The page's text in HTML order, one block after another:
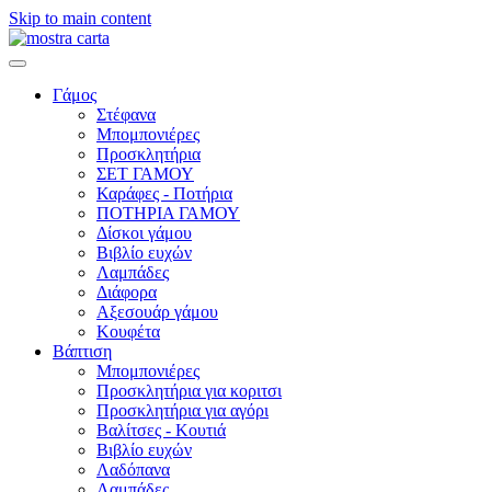
Skip to main content
Γάμος
Στέφανα
Μπομπονιέρες
Προσκλητήρια
ΣΕΤ ΓΑΜΟΥ
Καράφες - Ποτήρια
ΠΟΤΗΡΙΑ ΓΑΜΟΥ
Δίσκοι γάμου
Βιβλίο ευχών
Λαμπάδες
Διάφορα
Αξεσουάρ γάμου
Κουφέτα
Βάπτιση
Μπομπονιέρες
Προσκλητήρια για κοριτσι
Προσκλητήρια για αγόρι
Βαλίτσες - Κουτιά
Βιβλίο ευχών
Λαδόπανα